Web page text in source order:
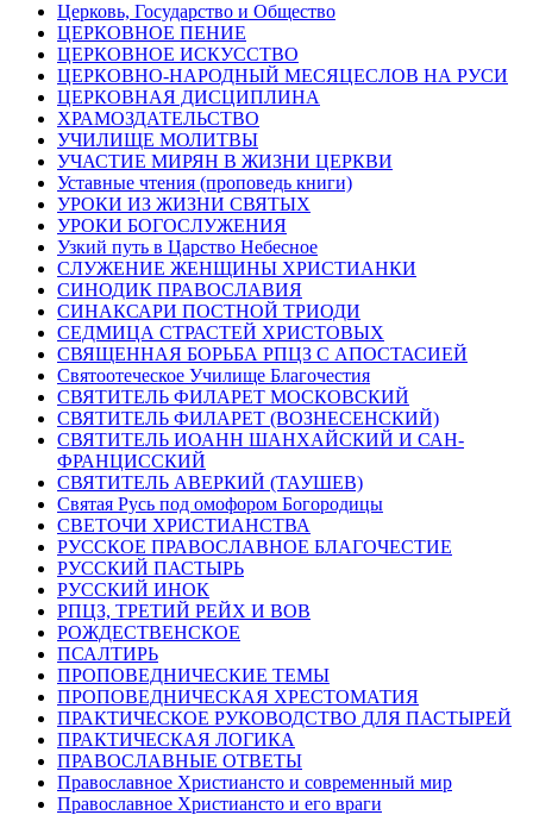
Церковь, Государство и Общество
ЦЕРКОВНОЕ ПЕНИЕ
ЦЕРКОВНОЕ ИСКУССТВО
ЦЕРКОВНО-НАРОДНЫЙ МЕСЯЦЕСЛОВ НА РУСИ
ЦЕРКОВНАЯ ДИСЦИПЛИНА
ХРАМОЗДАТЕЛЬСТВО
УЧИЛИЩЕ МОЛИТВЫ
УЧАСТИЕ МИРЯН В ЖИЗНИ ЦЕРКВИ
Уставные чтения (проповедь книги)
УРОКИ ИЗ ЖИЗНИ СВЯТЫХ
УРОКИ БОГОСЛУЖЕНИЯ
Узкий путь в Царство Небесное
СЛУЖЕНИЕ ЖЕНЩИНЫ ХРИСТИАНКИ
СИНОДИК ПРАВОСЛАВИЯ
СИНАКСАРИ ПОСТНОЙ ТРИОДИ
СЕДМИЦА СТРАСТЕЙ ХРИСТОВЫХ
СВЯЩЕННАЯ БОРЬБА РПЦЗ С АПОСТАСИЕЙ
Святоотеческое Училище Благочестия
СВЯТИТЕЛЬ ФИЛАРЕТ МОСКОВСКИЙ
СВЯТИТЕЛЬ ФИЛАРЕТ (ВОЗНЕСЕНСКИЙ)
СВЯТИТЕЛЬ ИОАНН ШАНХАЙСКИЙ И САН-
ФРАНЦИССКИЙ
СВЯТИТЕЛЬ АВЕРКИЙ (ТАУШЕВ)
Святая Русь под омофором Богородицы
СВЕТОЧИ ХРИСТИАНСТВА
РУССКОЕ ПРАВОСЛАВНОЕ БЛАГОЧЕСТИЕ
РУССКИЙ ПАСТЫРЬ
РУССКИЙ ИНОК
РПЦЗ, ТРЕТИЙ РЕЙХ И ВОВ
РОЖДЕСТВЕНСКОЕ
ПСАЛТИРЬ
ПРОПОВЕДНИЧЕСКИЕ ТЕМЫ
ПРОПОВЕДНИЧЕСКАЯ ХРЕСТОМАТИЯ
ПРАКТИЧЕСКОЕ РУКОВОДСТВО ДЛЯ ПАСТЫРЕЙ
ПРАКТИЧЕСКАЯ ЛОГИКА
ПРАВОСЛАВНЫЕ ОТВЕТЫ
Православное Христиансто и современный мир
Православное Христиансто и его враги